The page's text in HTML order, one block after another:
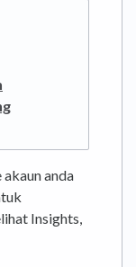
anda
Insights,